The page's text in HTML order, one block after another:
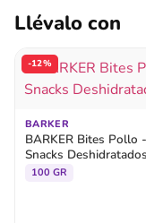
Llévalo con
-12%
BARKER
BARKER Bites Pollo -
Snacks Deshidratados
100 GR